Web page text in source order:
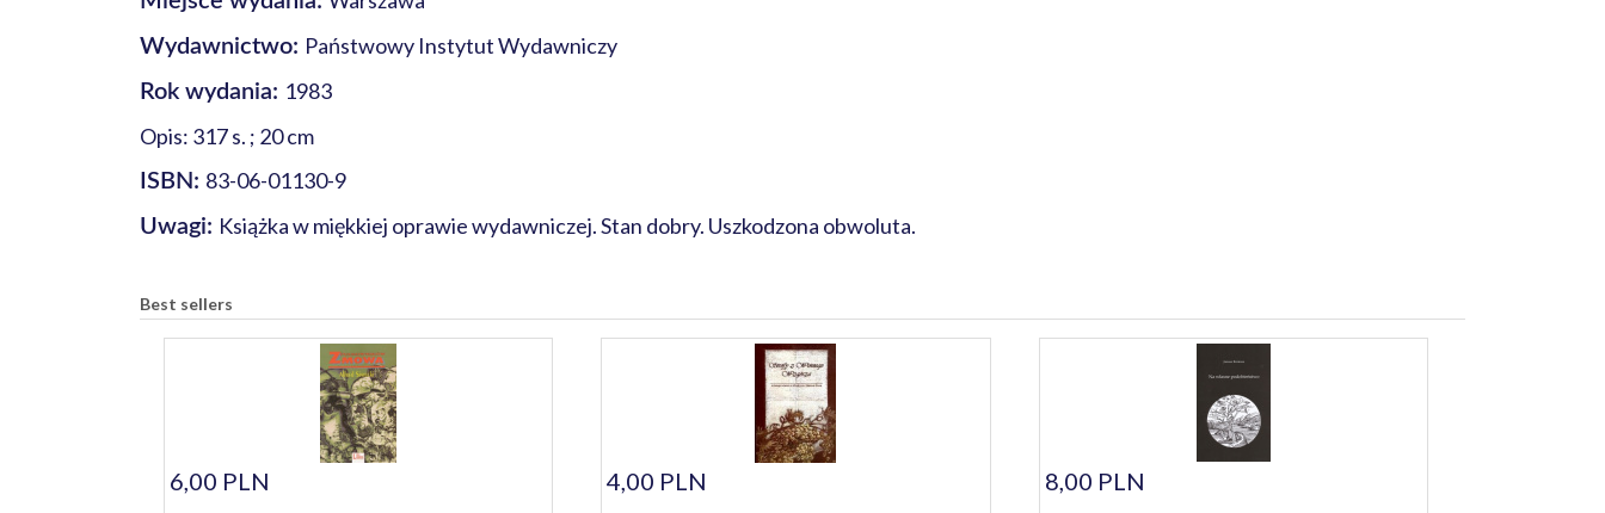
Wydawnictwo: Państwowy Instytut Wydawniczy
Rok wydania: 1983
Opis: 317 s. ; 20 cm
ISBN: 83-06-01130-9
Uwagi: Książka w miękkiej oprawie wydawniczej. Stan dobry. Uszkodzona obwoluta.
Best sellers
6,00 PLN
4,00 PLN
8,00 PLN